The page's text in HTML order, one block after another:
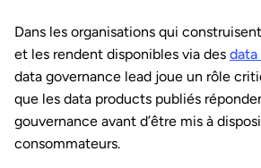
Dans les organisations qui
et les rendent disponibles via des
data governance lead joue un rôle
que les data products publiés
gouvernance avant d’être mis à
consommateurs.